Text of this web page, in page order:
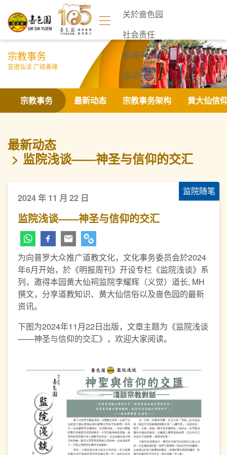
关於啬色园
社会责任
新闻中心
活动日志
联络我们
宗教事务
宣道弘法 广结善缘
宗教事务 最新动态 宗教事务架构 黄大仙信
最新动态
监院浅谈——神圣与信仰的交汇
监院随笔
2024 年 11 月 22 日
监院浅谈——神圣与信仰的交汇
为向普罗大众推广道教文化，文化事务委员会於2024
年6月开始，於《明报周刊》开设专栏《监院浅谈》系
列，邀得本园黄大仙祠监院李耀辉（义觉）道长, MH
撰文，分享道教知识、黄大仙信俗以及啬色园的最新
资讯。
下图为2024年11月22日出版，文章主题为《监院浅谈
——神圣与信仰的交汇》，欢迎大家阅读。